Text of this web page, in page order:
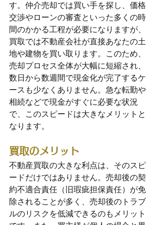
す。仲介売却では買い手を探し、価格
交渉やローンの審査といった多くの時
間のかかる工程が必要になりますが、
買取では不動産会社が直接あなたの土
地や建物を買い取ります。このため、
売却プロセス全体が大幅に短縮され、
数日から数週間で現金化が完了するケ
ースも少なくありません。急な転勤や
相続などで現金がすぐに必要な状況
で、このスピードは大きなメリットと
なります。
買取のメリット
不動産買取の大きな利点は、そのスピ
ードだけではありません。売却後の契
約不適合責任（旧瑕疵担保責任）が免
除されることが多く、売却後のトラブ
ルのリスクを低減できるのもメリット